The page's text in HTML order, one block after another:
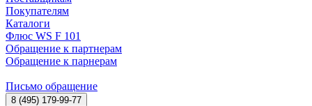
Покупателям
Каталоги
Флюс WS F 101
Обращение к партнерам
Обращение к парнерам
Письмо обращение
8 (495) 179-99-77